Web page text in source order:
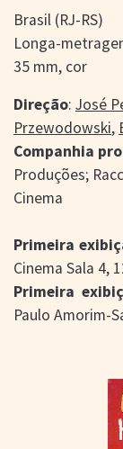
> LISTA
>
>
CONTATO
Brasil (RJ-RS)
Longa-
35 mm, cor
Direção: José
Przewodowski,
Companhia
Produções;
Cinema
Primeira
Cinema Sala 4,
Primeira
Paulo Amorim-